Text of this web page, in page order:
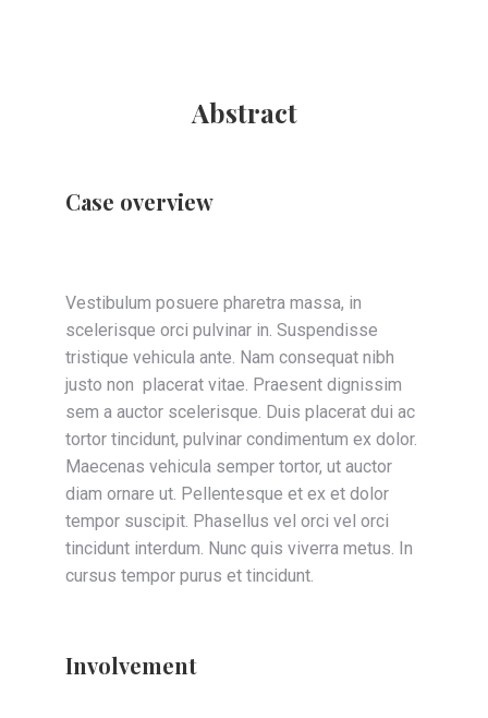
Abstract
Case overview
Vestibulum posuere pharetra massa, in
scelerisque orci pulvinar in. Suspendisse
tristique vehicula ante. Nam consequat nibh
justo non placerat vitae. Praesent dignissim
sem a auctor scelerisque. Duis placerat dui ac
tortor tincidunt, pulvinar condimentum ex dolor.
Maecenas vehicula semper tortor, ut auctor
diam ornare ut. Pellentesque et ex et dolor
tempor suscipit. Phasellus vel orci vel orci
tincidunt interdum. Nunc quis viverra metus. In
cursus tempor purus et tincidunt.
Involvement